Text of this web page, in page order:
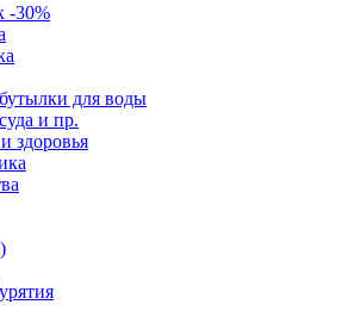
-30%
для воды
и пр.
здоровья